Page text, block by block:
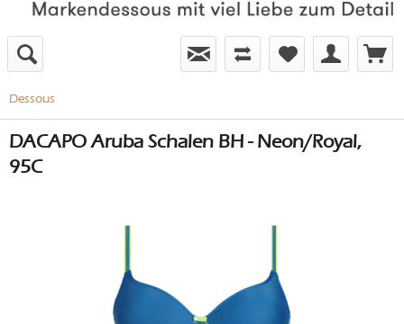
Dessous
DACAPO Aruba Schalen BH - Neon/Royal,
95C